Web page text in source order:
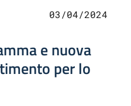
03/04/2024
e nuova
per lo